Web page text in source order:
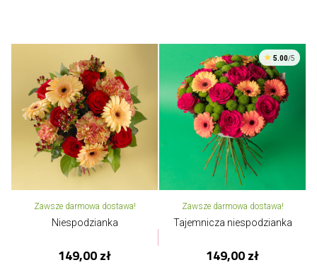
Zawsze darmowa dostawa!
Niespodzianka
149,00 zł
5.00/5
Zawsze darmowa dostawa!
Tajemnicza niespodzianka
149,00 zł